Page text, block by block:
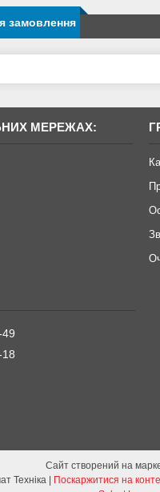
замовлення
МЕРЕЖАХ:
Сайт створений на
Клімат Техніка | Поскаржитися на